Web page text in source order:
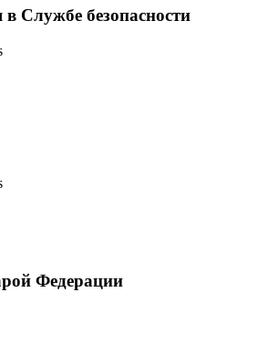
Службе безопасности
Федерации